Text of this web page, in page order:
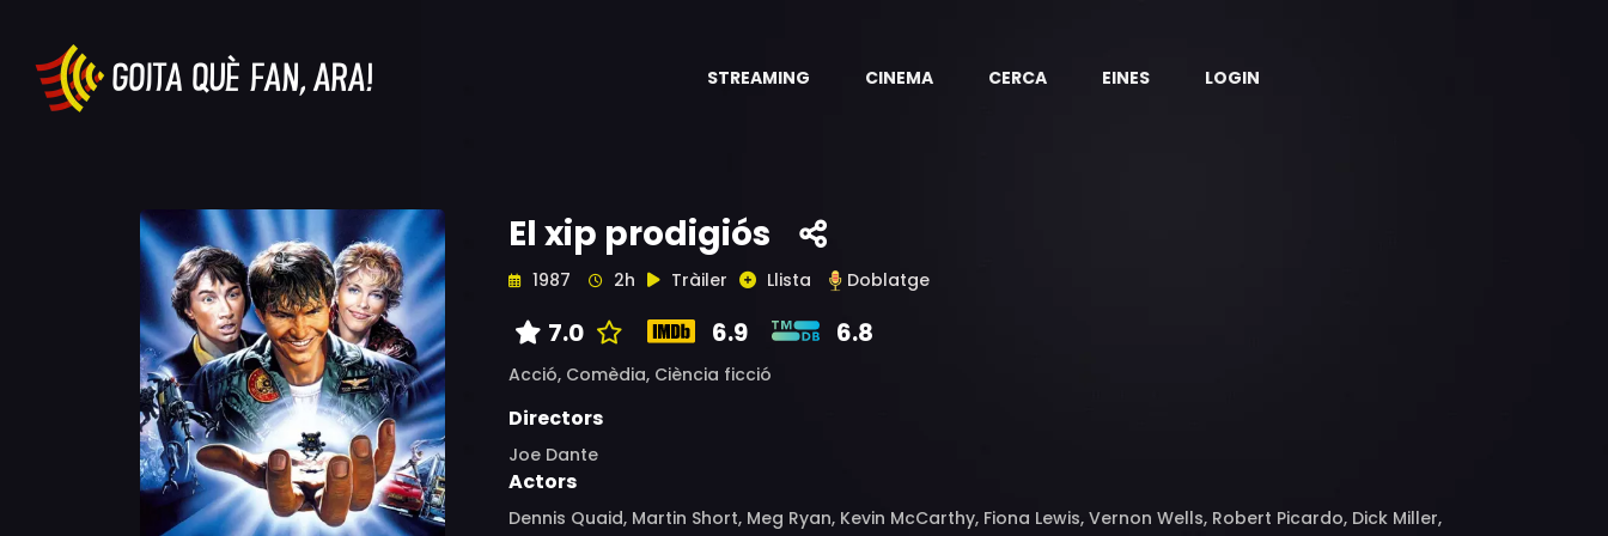
STREAMING CINEMA CERCA EINES LOGIN
El xip prodigiós
1987 2h Tràiler Llista Doblatge
7.0 6.9 6.8
Acció, Comèdia, Ciència ficció
Directors
Joe Dante
Actors
Dennis Quaid, Martin Short, Meg Ryan, Kevin McCarthy, Fiona Lewis, Vernon Wells, Robert Picardo, Dick Miller,